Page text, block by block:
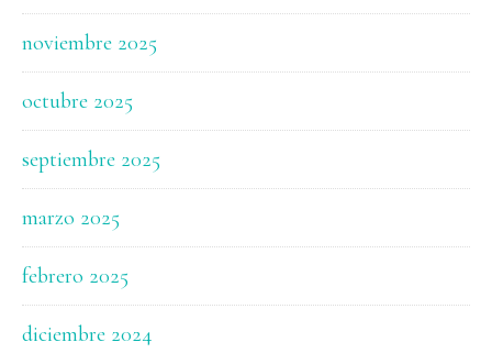
noviembre 2025
octubre 2025
septiembre 2025
marzo 2025
febrero 2025
diciembre 2024